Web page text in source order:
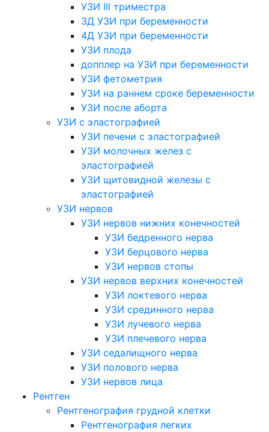
УЗИ III триместра
3Д УЗИ при беременности
4Д УЗИ при беременности
УЗИ плода
допплер на УЗИ при беременности
УЗИ фетометрия
УЗИ на раннем сроке беременности
УЗИ после аборта
УЗИ с эластографией
УЗИ печени с эластографией
УЗИ молочных желез с
эластографией
УЗИ щитовидной железы с
эластографией
УЗИ нервов
УЗИ нервов нижних конечностей
УЗИ бедренного нерва
УЗИ берцового нерва
УЗИ нервов стопы
УЗИ нервов верхних конечностей
УЗИ локтевого нерва
УЗИ срединного нерва
УЗИ лучевого нерва
УЗИ плечевого нерва
УЗИ седалищного нерва
УЗИ полового нерва
УЗИ нервов лица
Рентген
Рентгенография грудной клетки
Рентгенография легких